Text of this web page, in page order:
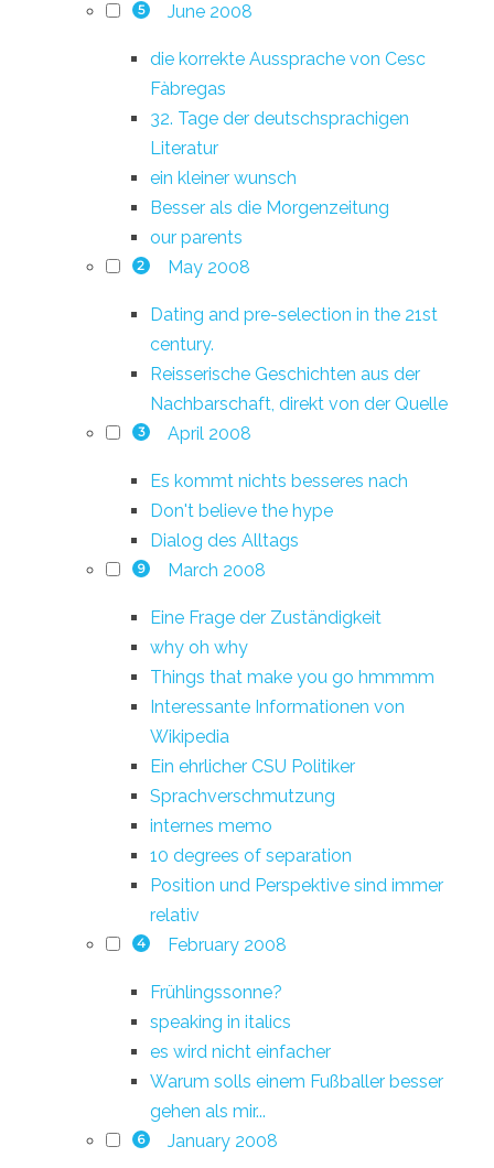
5 June 2008
die korrekte Aussprache von Cesc
Fàbregas
32. Tage der deutschsprachigen
Literatur
ein kleiner wunsch
Besser als die Morgenzeitung
our parents
2 May 2008
Dating and pre-selection in the 21st
century.
Reisserische Geschichten aus der
Nachbarschaft, direkt von der Quelle
3 April 2008
Es kommt nichts besseres nach
Don't believe the hype
Dialog des Alltags
9 March 2008
Eine Frage der Zuständigkeit
why oh why
Things that make you go hmmmm
Interessante Informationen von
Wikipedia
Ein ehrlicher CSU Politiker
Sprachverschmutzung
internes memo
10 degrees of separation
Position und Perspektive sind immer
relativ
4 February 2008
Frühlingssonne?
speaking in italics
es wird nicht einfacher
Warum solls einem Fußballer besser
gehen als mir...
6 January 2008